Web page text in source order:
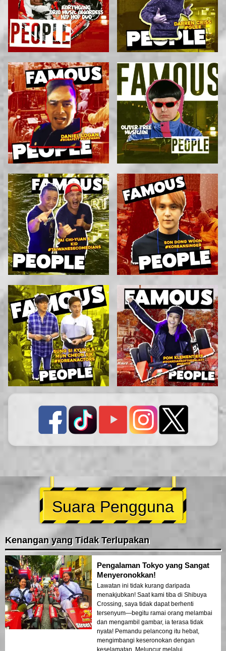
Suara Pengguna
Kenangan yang Tidak Terlupakan
Pengalaman Tokyo yang Sangat
Menyeronokkan!
Lawatan ini tidak kurang daripada
menakjubkan! Saat kami tiba di Shibuya
Crossing, saya tidak dapat berhenti
tersenyum—begitu ramai orang melambai
dan mengambil gambar, ia terasa tidak
nyata! Pemandu pelancong itu hebat,
mengimbangi keseronokan dengan